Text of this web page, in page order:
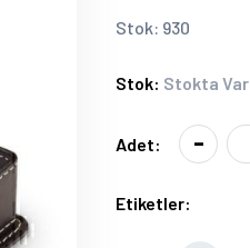
Stok: 930
Stok: Stokta Var
Adet: -
Etiketler: